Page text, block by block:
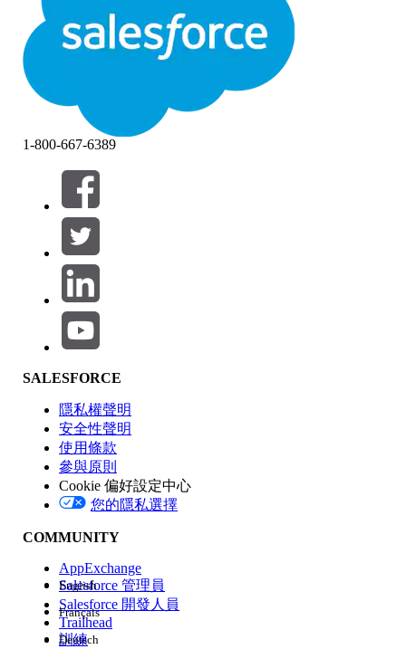
結束
篩選條件： (0)
選取篩選
產品區域
功能影響
版本
經驗
1-800-667-6389
SALESFORCE
隱私權聲明
安全性聲明
使用條款
參與原則
Cookie 偏好設定中心
您的隱私選擇
COMMUNITY
AppExchange
Salesforce 管理員
Salesforce 開發人員
Trailhead
訓練
English
Français
Deutsch